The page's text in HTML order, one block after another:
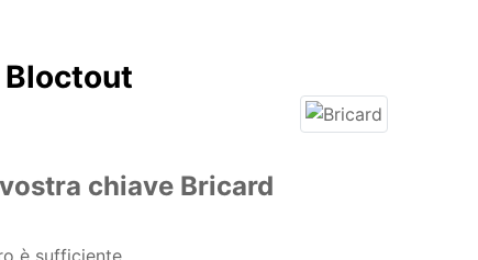
Bloctout
chiave Bricard
è sufficiente